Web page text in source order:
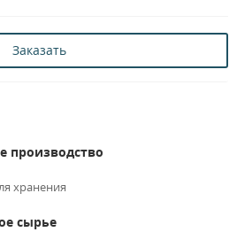
Заказать
производство
хранения
сырье